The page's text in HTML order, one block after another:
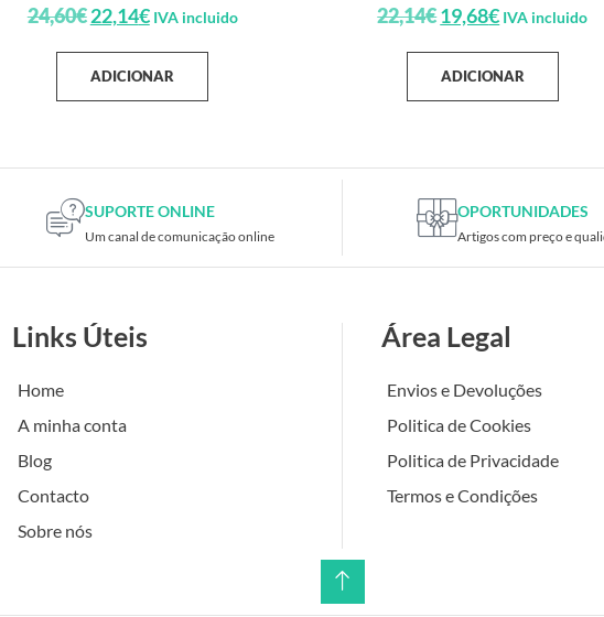
24,60€22,14€ IVA incluido
ADICIONAR
22,14€19,68€ IVA incluido
ADICIONAR
SUPORTE ONLINE
Um canal de comunicação online
OPORTUNIDADES
Artigos com preço e
Links Úteis
Home
A minha conta
Blog
Contacto
Sobre nós
Área Legal
Envios e Devoluções
Politica de Cookies
Politica de Privacidade
Termos e Condições